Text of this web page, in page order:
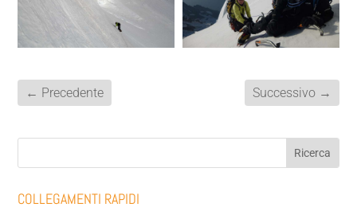
← Precedente Successivo→
COLLEGAMENTI RAPIDI